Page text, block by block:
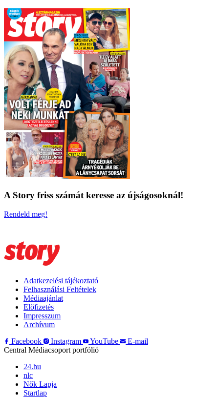
A Story friss számát keresse az újságosoknál!
Rendeld meg!
Adatkezelési tájékoztató
Felhasználási Feltételek
Médiaajánlat
Előfizetés
Impresszum
Archívum
Facebook
Instagram YouTube
E-mail
Central Médiacsoport portfólió
24.hu
nlc
Nők Lapja
Startlap